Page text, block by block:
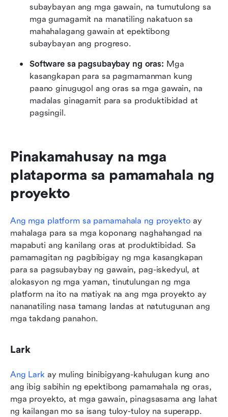
subaybayan ang mga gawain, na tumutulong sa
mga gumagamit na manatiling nakatuon sa
mahahalagang gawain at epektibong
subaybayan ang progreso.
Software sa pagsubaybay ng oras: Mga
kasangkapan para sa pagmamanman kung
paano ginugugol ang oras sa mga gawain, na
madalas ginagamit para sa produktibidad at
pagsingil.
Pinakamahusay na mga
plataporma sa pamamahala ng
proyekto
Ang mga platform sa pamamahala ng proyekto ay
mahalaga para sa mga koponang naghahangad na
mapabuti ang kanilang oras at produktibidad. Sa
pamamagitan ng pagbibigay ng mga kasangkapan
para sa pagsubaybay ng gawain, pag-iskedyul, at
alokasyon ng mga yaman, tinutulungan ng mga
platform na ito na matiyak na ang mga proyekto ay
nananatiling nasa tamang landas at natutugunan ang
mga takdang panahon.
Lark
Ang Lark ay muling binibigyang-kahulugan kung ano
ang ibig sabihin ng epektibong pamamahala ng oras,
mga proyekto, at mga gawain, pinagsasama ang lahat
ng kailangan mo sa isang tuloy-tuloy na superapp.